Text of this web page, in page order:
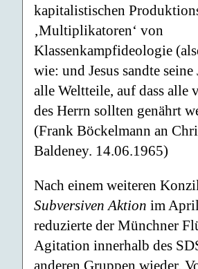
kapitalistischen
‚Multiplikatoren‘ von
Klassenkampfideologie
wie: und Jesus sandte
alle Weltteile, auf dass alle
des Herrn sollten genährt
(Frank Böckelmann an
Baldeney. 14.06.1965)
Nach einem weiteren
Subversiven Aktion im
reduzierte der Münchner
Agitation innerhalb des
anderen Gruppen wieder.